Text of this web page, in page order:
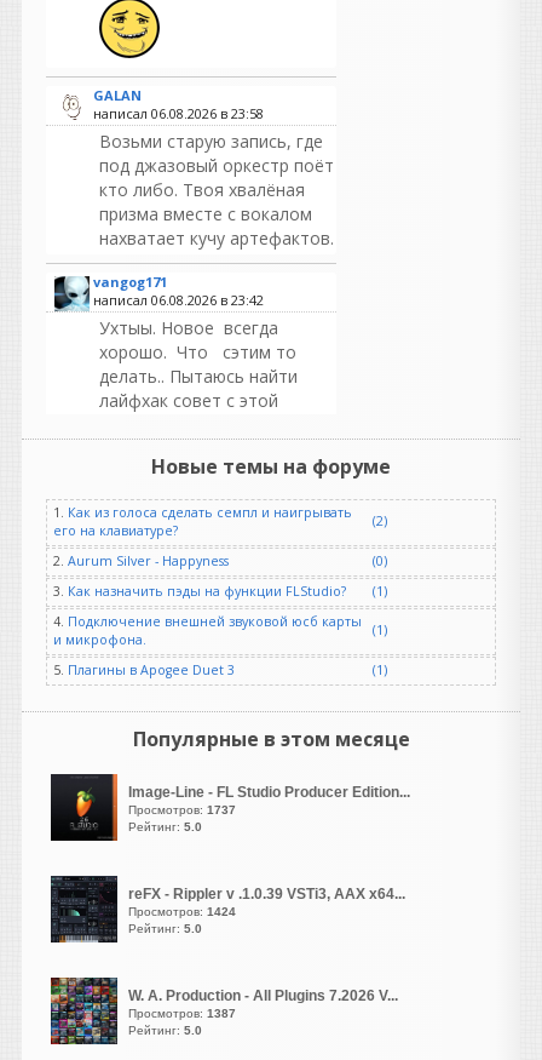
GALAN
написал 06.08.2026 в 23:58
Возьми старую запись, где
под джазовый оркестр поёт
кто либо. Твоя хвалёная
призма вместе с вокалом
нахватает кучу артефактов.
vangog171
написал 06.08.2026 в 23:42
Ухтыы. Новое всегда
хорошо. Что сэтим то
делать.. Пытаюсь найти
лайфхак совет с этой
ютубе найдется..
guter
написал 06.08.2026 в
NOSTALGIA REBORN20TH
ANNIVERSARY EDITION OF
ONE OF THE MOST
POPULAR AND ENDURING
SAMPLE LIBRARIES EVER
MADE
Возрождение Ностальгии |
Скоро...
Отмечая двадцатилетие
существования в качестве
одной из самых популярных
и долговечных библиотек
Nostalgia возвращается в
специальном юбилейном
издании, посвященном 20-
летию.
Новые темы на форуме
1. Как из голоса сделать семпл и наигрывать
его на клавиатуре?
(2)
2. Aurum Silver - Happyness
(0)
3. Как назначить пэды на функции FLStudio?
(1)
4. Подключение внешней звуковой юсб карты
и микрофона.
(1)
5. Плагины в Apogee Duet 3 (1)
Популярные в этом месяце
Image-Line - FL Studio Producer Edition...
Просмотров: 1737
Рейтинг: 5.0
reFX - Rippler v .1.0.39 VSTi3, AAX x64...
Просмотров: 1424
Рейтинг: 5.0
W. A. Production - All Plugins 7.2026 V...
Просмотров: 1387
Рейтинг: 5.0